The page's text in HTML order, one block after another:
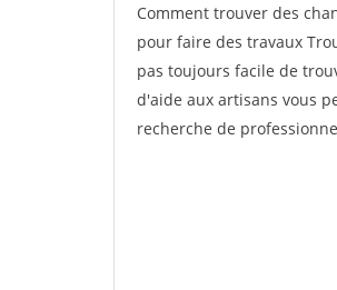
Comment trouver des
pour faire des travaux
pas toujours facile de
d'aide aux artisans vous
recherche de